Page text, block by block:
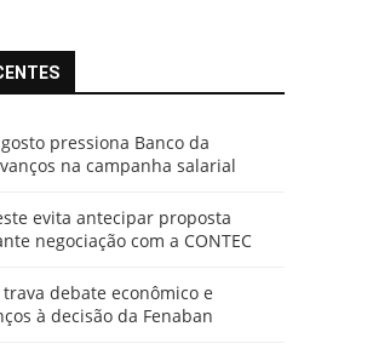
pressiona Banco da
na campanha salarial
evita antecipar proposta
negociação com a CONTEC
debate econômico e
à decisão da Fenaban